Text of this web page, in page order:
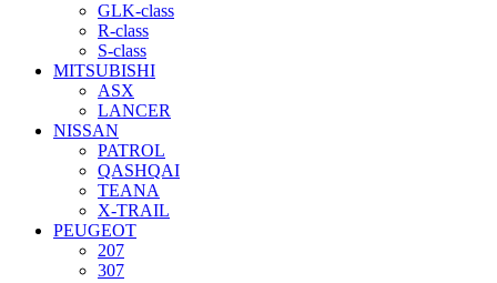
GLK-class
R-class
S-class
MITSUBISHI
ASX
LANCER
NISSAN
PATROL
QASHQAI
TEANA
X-TRAIL
PEUGEOT
207
307